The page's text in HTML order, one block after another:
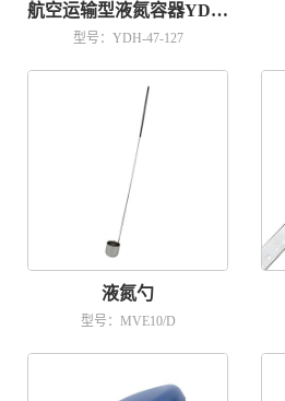
航空运输型液氮容器YDH-47-127
型号：YDH-47-127
液氮勺
型号：MVE10/D